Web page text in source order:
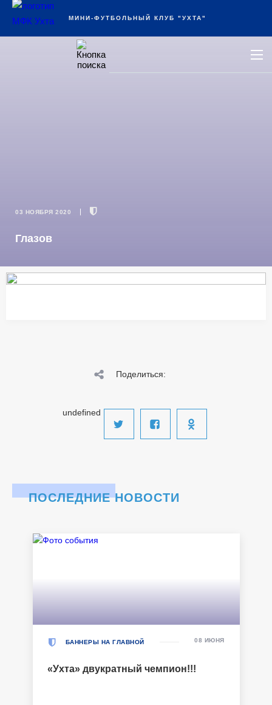
Ухта МИНИ-ФУТБОЛЬНЫЙ КЛУБ "УХТА"
03 НОЯБРЯ 2020
Глазов
Поделиться:
undefined
ПОСЛЕДНИЕ НОВОСТИ
БАННЕРЫ НА ГЛАВНОЙ
«Ухта» двукратный чемпион!!!
08 ИЮНЯ